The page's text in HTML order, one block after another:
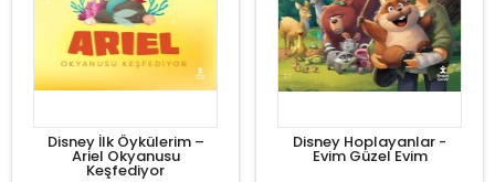
Disney İlk Öykülerim –
Ariel Okyanusu
Keşfediyor
Disney Hoplayanlar -
Evim Güzel Evim